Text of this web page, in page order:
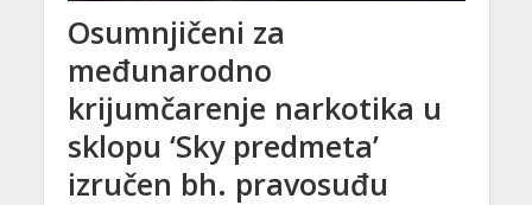
Osumnjičeni za
međunarodno
krijumčarenje narkotika u
sklopu ‘Sky predmeta’
izručen bh. pravosuđu